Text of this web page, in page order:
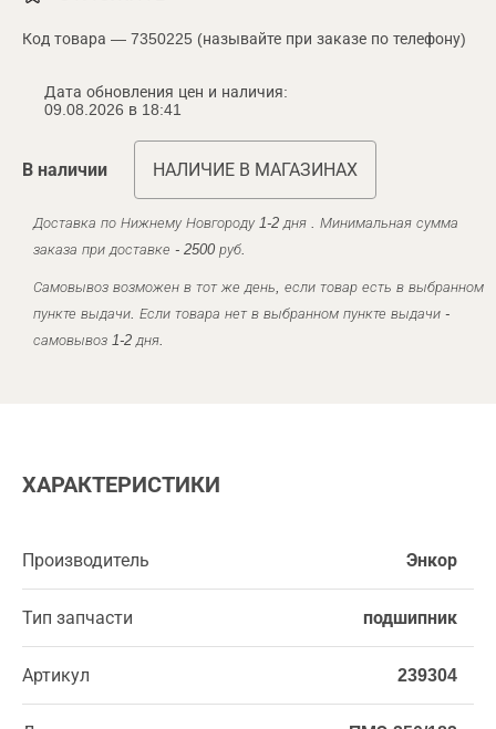
Код товара — 7350225 (называйте при заказе по телефону)
Дата обновления цен и наличия:
09.08.2026 в 18:41
В наличии НАЛИЧИЕ В МАГАЗИНАХ
Доставка по Нижнему Новгороду 1-2 дня . Минимальная сумма
заказа при доставке - 2500 руб.
Самовывоз возможен в тот же день, если товар есть в выбранном
пункте выдачи. Если товара нет в выбранном пункте выдачи -
самовывоз 1-2 дня.
ХАРАКТЕРИСТИКИ
Производитель Энкор
Тип запчасти подшипник
Артикул 239304